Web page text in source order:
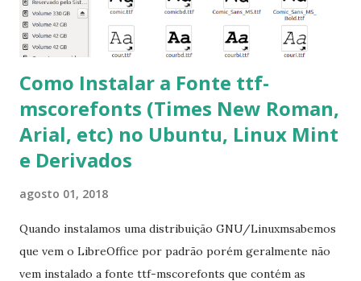
apt-get install --reinstall ttf-mscorefonts-installer
Como Instalar a Fonte ttf-
mscorefonts (Times New Roman,
Arial, etc) no Ubuntu, Linux Mint
e Derivados
agosto 01, 2018
Quando instalamos uma distribuição GNU/Linuxmsabemos
que vem o LibreOffice por padrão porém geralmente não
vem instalado a fonte ttf-mscorefonts que contém as